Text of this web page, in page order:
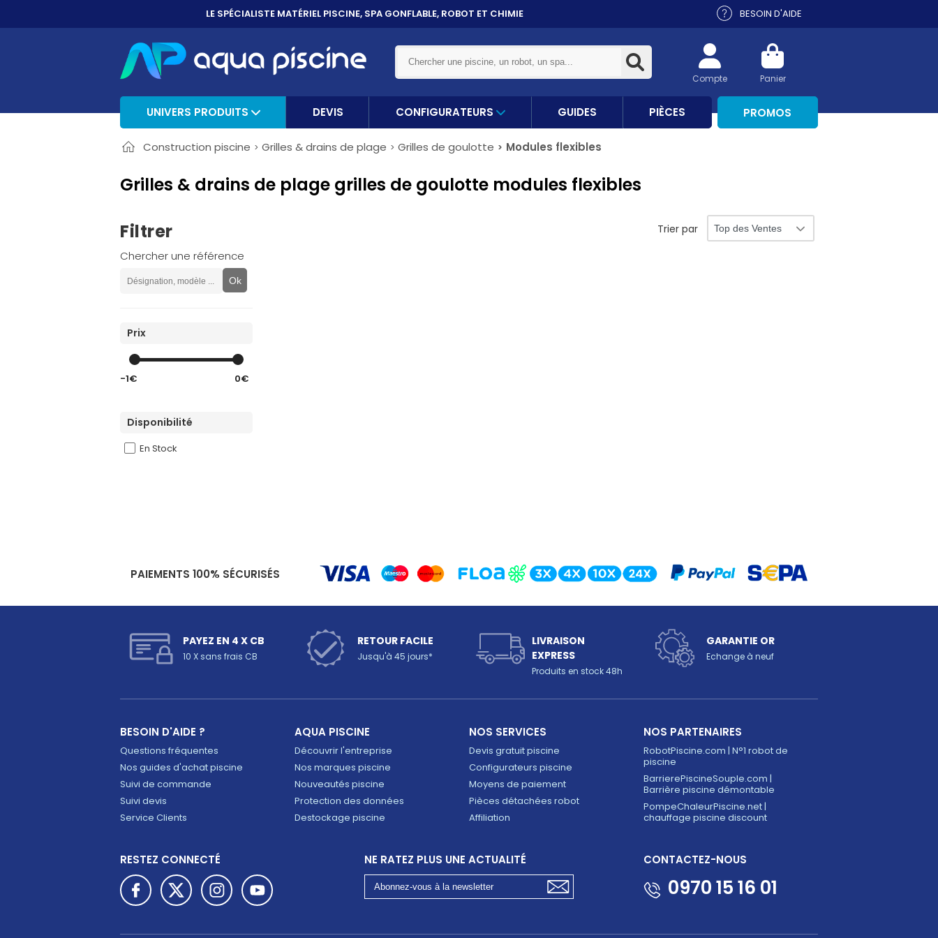
PAYER EN 3X, 4X ET 10XSANS FRAIS PAR CARTE BANCAIRE BESOIN D'AIDE
Panier
Compte
UNIVERS PRODUITS DEVIS CONFIGURATEURS GUIDES PIÈCES PROMOS
Construction piscine Grilles & drains de plage Grilles de goulotte Modules flexibles
Grilles & drains de plage grilles de goulotte modules flexibles
Filtrer
Chercher une référence
Ok
Prix
-1€ 0€
Disponibilité
En Stock
Trier par
PAIEMENTS 100% SÉCURISÉS
PAYEZ EN 4 X CB
10 X sans frais CB
RETOUR FACILE
Jusqu'à 45 jours*
LIVRAISON
EXPRESS
Produits en stock 48h
GARANTIE OR
Echange à neuf
BESOIN D'AIDE ?
Questions fréquentes
Nos guides d'achat piscine
Suivi de commande
Suivi devis
Service Clients
AQUA PISCINE
Découvrir l'entreprise
Nos marques piscine
Nouveautés piscine
Protection des données
Destockage piscine
NOS SERVICES
Devis gratuit piscine
Configurateurs piscine
Moyens de paiement
Pièces détachées robot
Affiliation
NOS PARTENAIRES
RobotPiscine.com | N°1 robot de
piscine
BarrierePiscineSouple.com |
Barrière piscine démontable
PompeChaleurPiscine.net |
chauffage piscine discount
RESTEZ CONNECTÉ NE RATEZ PLUS UNE ACTUALITÉ CONTACTEZ-NOUS
0970 15 16 01